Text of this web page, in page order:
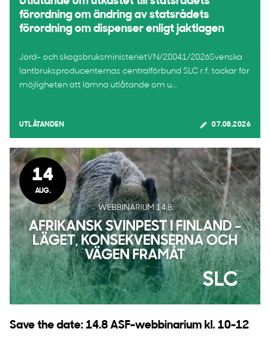
förordning om ändring av statsrådets
förordning om dispenser enligt jaktlagen
Jord- och skogsbruksministerietVN/20041/2026Svenska
lantbruksproducenternas centralförbund SLC r.f. tackar för
möjligheten att lämna utlåtande om u...
UTLÅTANDEN 07.08.2026
14
AUG.
Save the date: 14.8 ASF-webbinarium kl. 10-12